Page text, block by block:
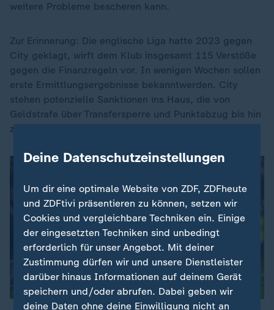
weitere Probleme bescheren kann.
Zur Erinnerung: Die englische Liga hatte 2023 gegen
City geklagt, wirft dem Klub insgesamt 115 Verstöße
gegen die Finanzregeln vor. In wenigen Wochen sollen
erste Ermittlungsergebnisse bekanntwerden. City
stehen potenzielle Sanktionen ins Haus, die von
Geldstrafe über Transfersperre und Punktabzug bis hin
zu einem Zwangsabstieg reichen können.
Deine Datenschutzeinstellungen
Um dir eine optimale Website von ZDF, ZDFheute
und ZDFtivi präsentieren zu können, setzen wir
Cookies und vergleichbare Techniken ein. Einige
der eingesetzten Techniken sind unbedingt
erforderlich für unser Angebot. Mit deiner
Zustimmung dürfen wir und unsere Dienstleister
darüber hinaus Informationen auf deinem Gerät
speichern und/oder abrufen. Dabei geben wir
deine Daten ohne deine Einwilligung nicht an